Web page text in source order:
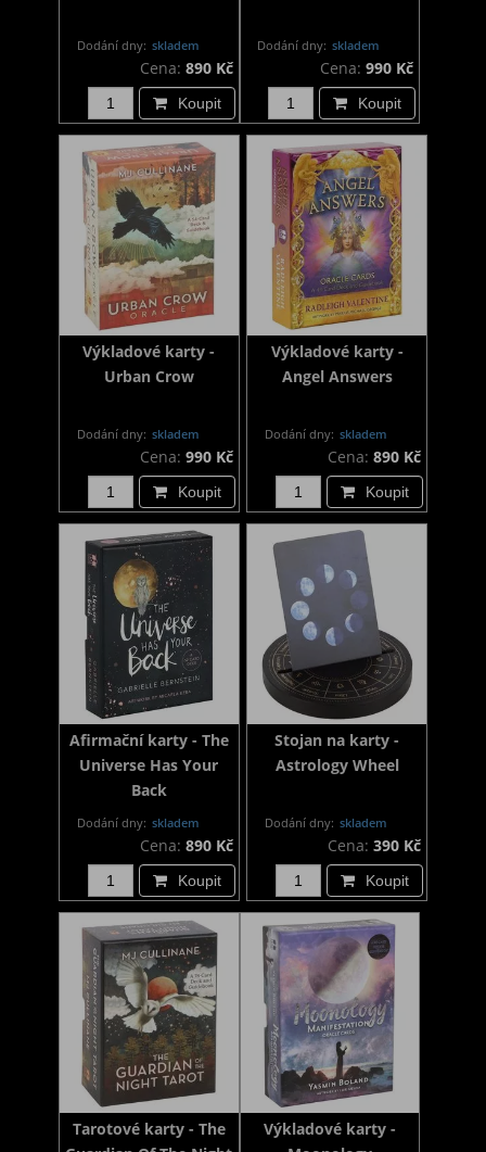
Dodání dny: skladem
Cena: 890 Kč
Koupit
Dodání dny: skladem
Cena:990 Kč
Koupit
Výkladové karty -
Urban Crow
Dodání dny: skladem
Cena: 990 Kč
Koupit
Výkladové karty -
Angel Answers
Dodání dny: skladem
Cena: 890 Kč
Koupit
Afirmační karty - The
Universe Has Your
Back
Dodání dny: skladem
Cena: 890 Kč
Koupit
Stojan na karty -
Astrology Wheel
Dodání dny: skladem
Cena: 390 Kč
Koupit
Tarotové karty - The
Výkladové karty -